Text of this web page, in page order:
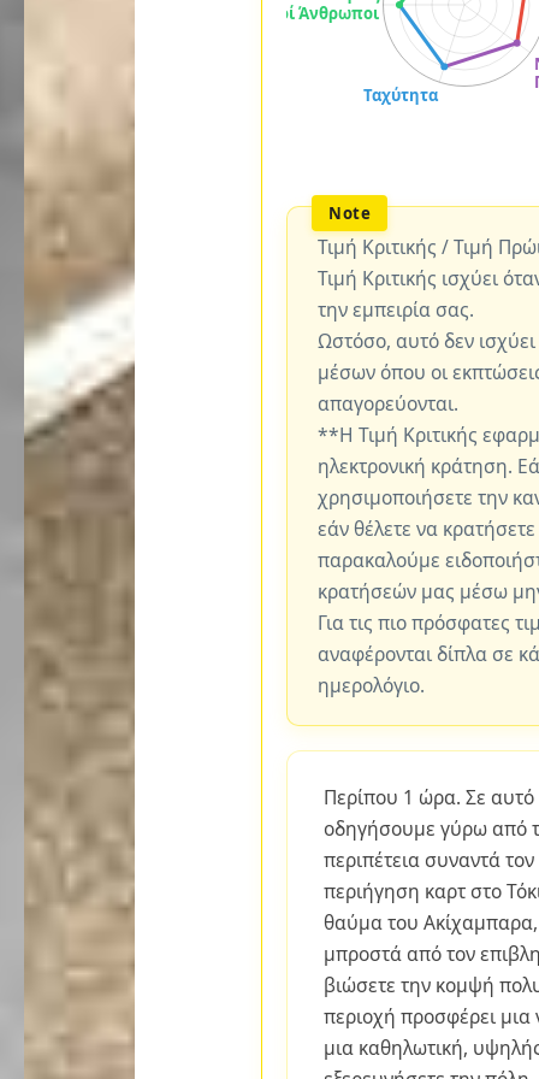
Τιμή Κριτικής / Τιμή
Τιμή Κριτικής ισχύει
την εμπειρία σας.
Ωστόσο, αυτό δεν
μέσων όπου οι
απαγορεύονται.
**Η Τιμή Κριτικής
ηλεκτρονική κράτηση.
χρησιμοποιήσετε την
εάν θέλετε να
παρακαλούμε
κρατήσεών μας μέσω
Για τις πιο πρόσφατες
αναφέρονται δίπλα σε
ημερολόγιο.
Περίπου 1 ώρα. Σε
οδηγήσουμε γύρω από
περιπέτεια συναντά
περιήγηση καρτ στο
θαύμα του
μπροστά από τον
βιώσετε την κομψή
περιοχή προσφέρει μια
μια καθηλωτική,